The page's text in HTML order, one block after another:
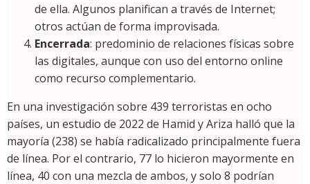
de ella. Algunos planifican a través de Internet;
otros actúan de forma improvisada.
Encerrada: predominio de relaciones físicas sobre
las digitales, aunque con uso del entorno online
como recurso complementario.
En una investigación sobre 439 terroristas en ocho
países, un estudio de 2022 de Hamid y Ariza halló que la
mayoría (238) se había radicalizado principalmente fuera
de línea. Por el contrario, 77 lo hicieron mayormente en
línea, 40 con una mezcla de ambos, y solo 8 podrían